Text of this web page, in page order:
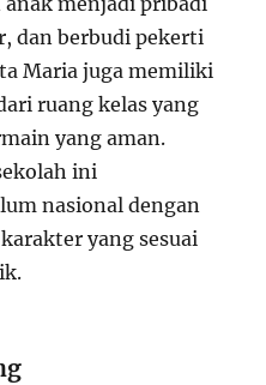
dan berbudi pekerti
Maria juga memiliki
ruang kelas yang
yang aman.
ini
nasional dengan
yang sesuai